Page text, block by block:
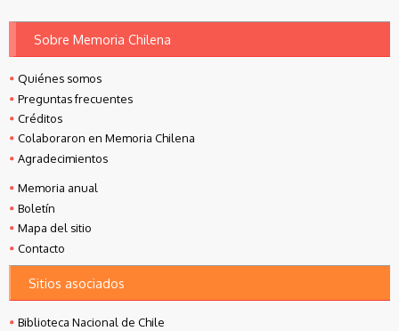
Sobre Memoria Chilena
Quiénes somos
Preguntas frecuentes
Créditos
Colaboraron en Memoria Chilena
Agradecimientos
Memoria anual
Boletín
Mapa del sitio
Contacto
Sitios asociados
Biblioteca Nacional de Chile